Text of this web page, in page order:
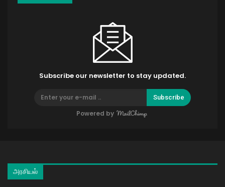
Subscribe our newsletter to stay updated.
Subscribe
Powered by
அரசியல்